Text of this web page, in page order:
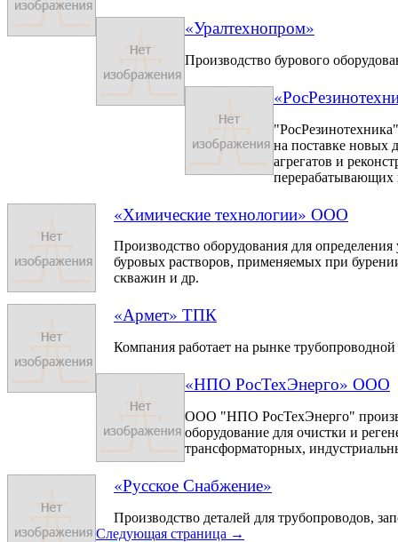
«Уралтехнопром»
Производство бурового
на поставке новых
агрегатов и
«Химические технологии» ООО
Производство оборудования для определения
буровых растворов, применяемых при
скважин и др.
«Армет» ТПК
Компания работает на рынке
«НПО РосТехЭнерго» ООО
ООО "НПО РосТехЭнерго"
оборудование для очистки и
трансформаторных,
«Русское Снабжение»
Производство деталей для трубопроводов,
Следующая страница →